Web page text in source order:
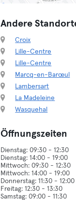
Andere
Croix
Lille-Centre
Lille-Centre
Marcq-en-Barœul
Lambersart
La Madeleine
Wasquehal
Öffnungszeiten
Dienstag: 09:30 - 12:30
Dienstag: 14:00 - 19:00
Mittwoch: 09:30 - 12:30
Mittwoch: 14:00 - 19:00
Donnerstag: 11:30 - 12:00
Freitag: 12:30 - 13:30